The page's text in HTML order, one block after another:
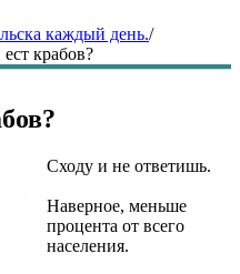
каждый день./
крабов?
Сходу и не ответишь.
Наверное, меньше
процента от всего
населения.